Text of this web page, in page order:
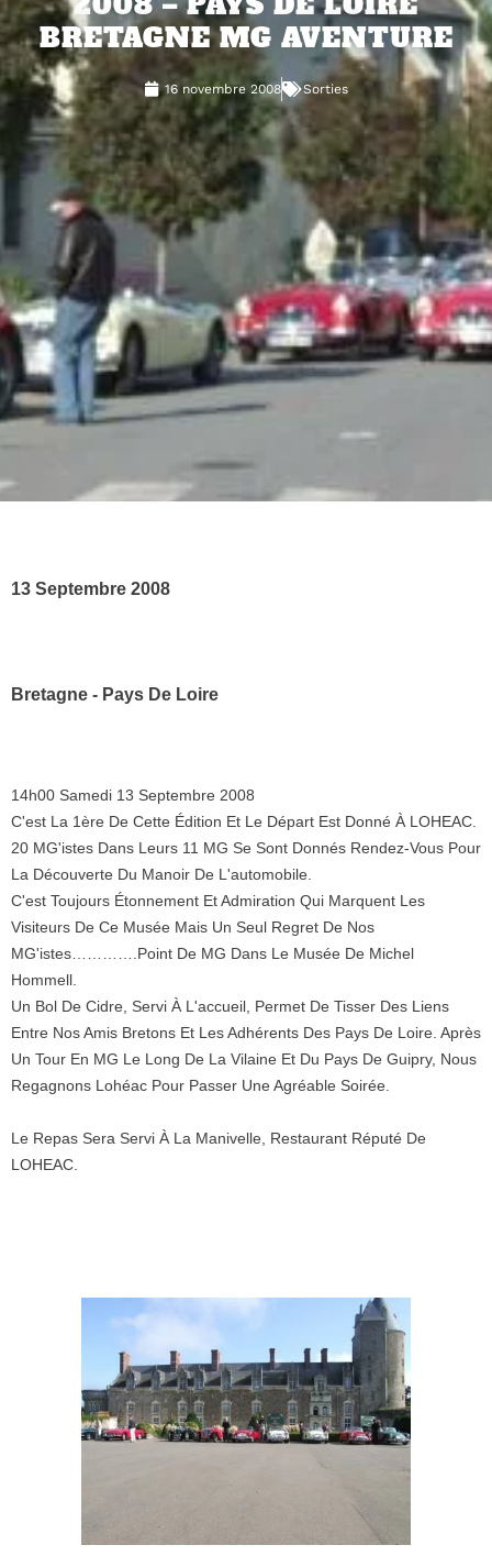
BRETAGNE MG AVENTURE
16 novembre 2008 Sorties
13 Septembre 2008
Bretagne - Pays De Loire
14h00 Samedi 13 Septembre 2008
C'est La 1ère De Cette Édition Et Le Départ Est Donné À LOHEAC.
20 MG'istes Dans Leurs 11 MG Se Sont Donnés Rendez-Vous Pour
La Découverte Du Manoir De L'automobile.
C'est Toujours Étonnement Et Admiration Qui Marquent Les
Visiteurs De Ce Musée Mais Un Seul Regret De Nos
MG'istes………….point De MG Dans Le Musée De Michel
Hommell.
Un Bol De Cidre, Servi À L'accueil, Permet De Tisser Des Liens
Entre Nos Amis Bretons Et Les Adhérents Des Pays De Loire. Après
Un Tour En MG Le Long De La Vilaine Et Du Pays De Guipry, Nous
Regagnons Lohéac Pour Passer Une Agréable Soirée.
Le Repas Sera Servi À La Manivelle, Restaurant Réputé De
LOHEAC.